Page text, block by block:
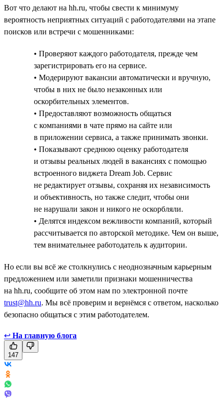
Вот что делают на hh.ru, чтобы свести к минимуму
вероятность неприятных ситуаций с работодателями на этапе
поисков или встречи с мошенниками:
• Проверяют каждого работодателя, прежде чем
зарегистрировать его на сервисе.
• Модерируют вакансии автоматически и вручную,
чтобы в них не было незаконных или
оскорбительных элементов.
• Предоставляют возможность общаться
с компаниями в чате прямо на сайте или
в приложении сервиса, а также принимать звонки.
• Показывают среднюю оценку работодателя
и отзывы реальных людей в вакансиях с помощью
встроенного виджета Dream Job. Сервис
не редактирует отзывы, сохраняя их независимость
и объективность, но также следит, чтобы они
не нарушали закон и никого не оскорбляли.
• Делятся индексом вежливости компаний, который
рассчитывается по авторской методике. Чем он выше,
тем внимательнее работодатель к аудитории.
Но если вы всё же столкнулись с неоднозначным карьерным
предложением или заметили признаки мошенничества
на hh.ru, сообщите об этом нам по электронной почте
trust@hh.ru. Мы всё проверим и вернёмся с ответом, насколько
безопасно общаться с этим работодателем.
↩ На главную блога
147